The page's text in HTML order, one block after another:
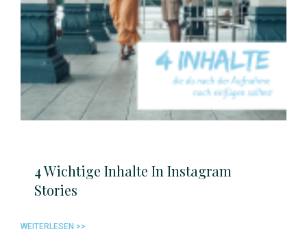
4 Wichtige Inhalte In Instagram
Stories
WEITERLESEN >>